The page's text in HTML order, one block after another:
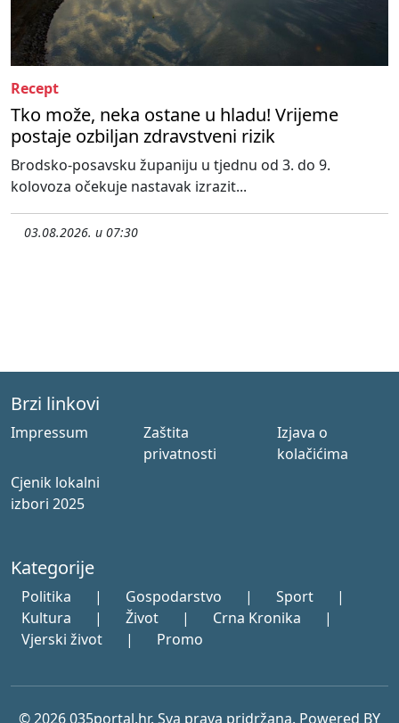
Recept
Tko može, neka ostane u hladu! Vrijeme
postaje ozbiljan zdravstveni rizik
Brodsko-posavsku županiju u tjednu od 3. do 9.
kolovoza očekuje nastavak izrazit...
03.08.2026. u 07:30
Brzi linkovi
Impressum
Zaštita
privatnosti
Izjava o
kolačićima
Cjenik lokalni
izbori 2025
Kategorije
Politika | Gospodarstvo | Sport
|
Kultura
| Život | Crna Kronika
|
Vjerski život
| Promo
© 2026 035portal.hr. Sva prava pridržana. Powered BY